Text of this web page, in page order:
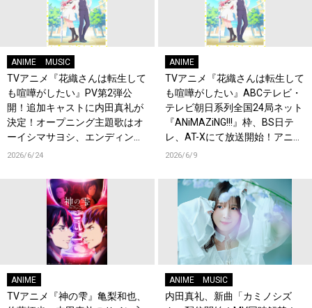
ANIME MUSIC
TVアニメ『花織さんは転生して
も喧嘩がしたい』PV第2弾公
開！追加キャストに内田真礼が
決定！オープニング主題歌はオ
ーイシマサヨシ、エンディング
主題歌は内田真礼が担当！
2026/6/24
ANIME
TVアニメ『花織さんは転生して
も喧嘩がしたい』ABCテレビ・
テレビ朝日系列全国24局ネット
『ANiMAZiNG!!!』枠、BS日テ
レ、AT-Xにて放送開始！アニメ
新情報解禁の生放送実施も決
2026/6/9
ANIME
TVアニメ『神の雫』亀梨和也、
ANIME MUSIC
内田真礼、新曲「カミノシズ